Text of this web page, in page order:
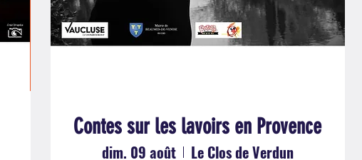
Contes sur les lavoirs en Provence
dim. 09 août Le Clos de Verdun